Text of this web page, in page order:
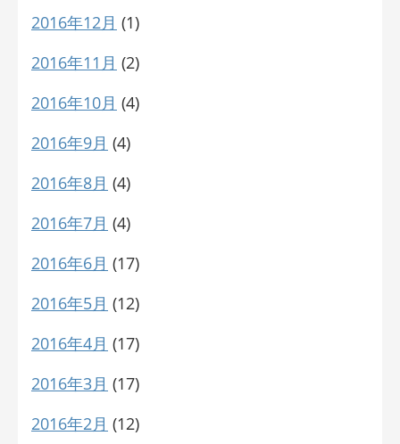
2016年12月 (1)
2016年11月 (2)
2016年10月 (4)
2016年9月 (4)
2016年8月 (4)
2016年7月 (4)
2016年6月 (17)
2016年5月 (12)
2016年4月 (17)
2016年3月 (17)
2016年2月 (12)